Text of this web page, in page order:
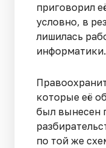
приговорил
условно, в
лишилась
информатики.
которые её
был вынесен
по той же